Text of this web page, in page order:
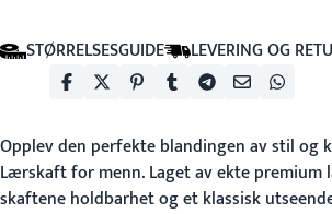
STØRRELSESGUIDE LEVERING OG
Opplev den perfekte blandingen av stil og
Lærskaft for menn. Laget av ekte
skaftene holdbarhet og et klassisk